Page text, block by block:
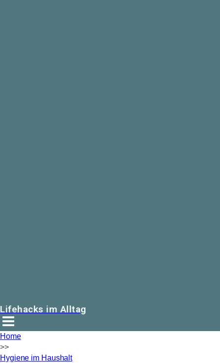
Lifehacks im Alltag
Home
>>
Hygiene im Haushalt